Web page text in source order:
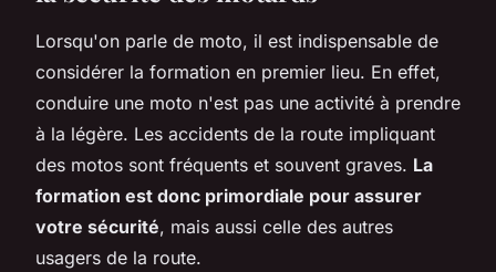
Lorsqu'on parle de moto, il est indispensable de
considérer la formation en premier lieu. En effet,
conduire une moto n'est pas une activité à prendre
à la légère. Les accidents de la route impliquant
des motos sont fréquents et souvent graves. La
formation est donc primordiale pour assurer
votre sécurité, mais aussi celle des autres
usagers de la route.